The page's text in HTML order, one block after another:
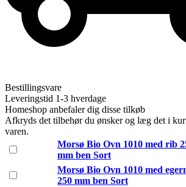
Bestillingsvare
Leveringstid 1-3 hverdage
Homeshop anbefaler dig disse tilkøb
Afkryds det tilbehør du ønsker og læg det i
varen.
Morsø Bio Ovn 1010 med rib
mm ben Sort
Morsø Bio Ovn 1010 med
250 mm ben Sort